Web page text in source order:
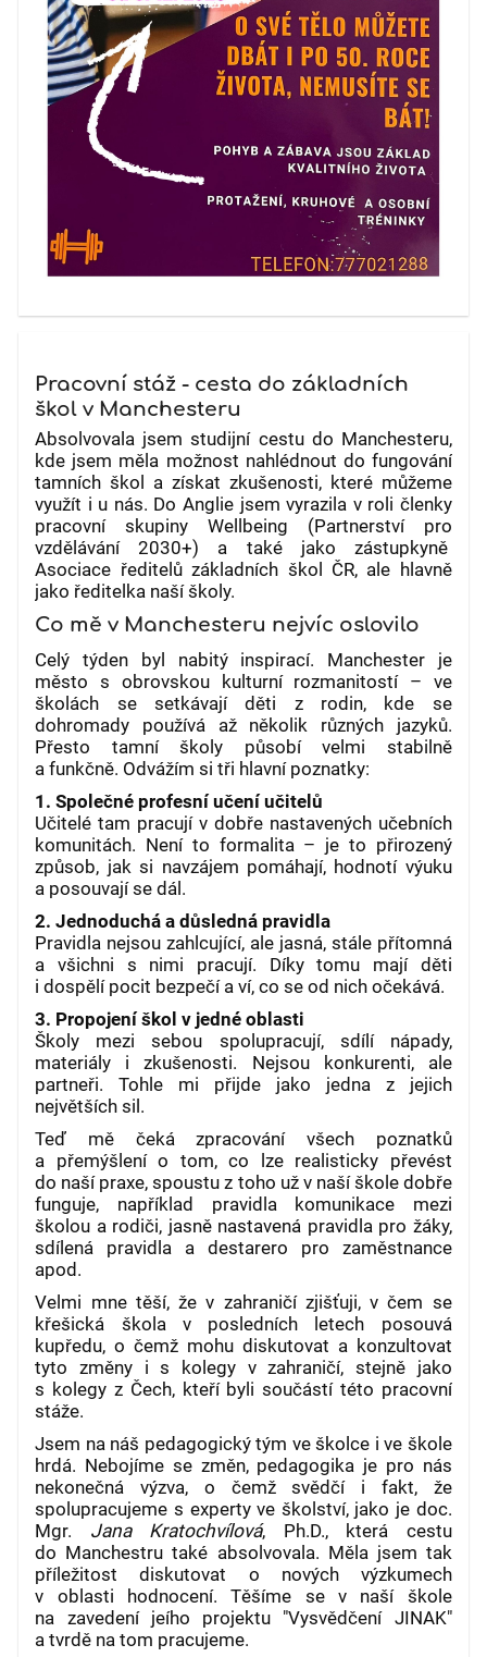
Pracovní stáž - cesta do základních
škol v Manchesteru
Absolvovala jsem studijní cestu do Manchesteru,
kde jsem měla možnost nahlédnout do fungování
tamních škol a získat zkušenosti, které můžeme
využít i u nás. Do Anglie jsem vyrazila v roli členky
pracovní skupiny Wellbeing (Partnerství pro
vzdělávání 2030+) a také jako zástupkyně
Asociace ředitelů základních škol ČR, ale hlavně
jako ředitelka naší školy.
Co mě v Manchesteru nejvíc oslovilo
Celý týden byl nabitý inspirací. Manchester je
město s obrovskou kulturní rozmanitostí – ve
školách se setkávají děti z rodin, kde se
dohromady používá až několik různých jazyků.
Přesto tamní školy působí velmi stabilně
a funkčně. Odvážím si tři hlavní poznatky:
1. Společné profesní učení učitelů
Učitelé tam pracují v dobře nastavených učebních
komunitách. Není to formalita – je to přirozený
způsob, jak si navzájem pomáhají, hodnotí výuku
a posouvají se dál.
2. Jednoduchá a důsledná pravidla
Pravidla nejsou zahlcující, ale jasná, stále přítomná
a všichni s nimi pracují. Díky tomu mají děti
i dospělí pocit bezpečí a ví, co se od nich očekává.
3. Propojení škol v jedné oblasti
Školy mezi sebou spolupracují, sdílí nápady,
materiály i zkušenosti. Nejsou konkurenti, ale
partneři. Tohle mi přijde jako jedna z jejich
největších sil.
Teď mě čeká zpracování všech poznatků
a přemýšlení o tom, co lze realisticky převést
do naší praxe, spoustu z toho už v naší škole dobře
funguje, například pravidla komunikace mezi
školou a rodiči, jasně nastavená pravidla pro žáky,
sdílená pravidla a destarero pro zaměstnance
apod.
Velmi mne těší, že v zahraničí zjišťuji, v čem se
křešická škola v posledních letech posouvá
kupředu, o čemž mohu diskutovat a konzultovat
tyto změny i s kolegy v zahraničí, stejně jako
s kolegy z Čech, kteří byli součástí této pracovní
stáže.
Jsem na náš pedagogický tým ve školce i ve škole
hrdá. Nebojíme se změn, pedagogika je pro nás
nekonečná výzva, o čemž svědčí i fakt, že
spolupracujeme s experty ve školství, jako je doc.
Mgr.
Jana Kratochvílová, Ph.D., která cestu
do Manchestru také absolvovala. Měla jsem tak
příležitost diskutovat o nových výzkumech
v oblasti hodnocení. Těšíme se v naší škole
na zavedení jeího projektu "Vysvědčení JINAK"
a tvrdě na tom pracujeme.